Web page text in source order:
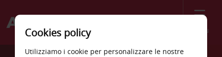
Menù
Welcome
Cookies policy
Utilizziamo i cookie per personalizzare le nostre